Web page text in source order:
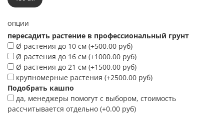
ОПЦИИ
пересадить растение в профессиональный грунт
Ø растения до 10 см (+500.00 руб)
Ø растения до 16 см (+1000.00 руб)
Ø растения до 21 см (+1500.00 руб)
крупномерные растения (+2500.00 руб)
Подобрать кашпо
да, менеджеры помогут с выбором, стоимость
рассчитывается отдельно (+0.00 руб)